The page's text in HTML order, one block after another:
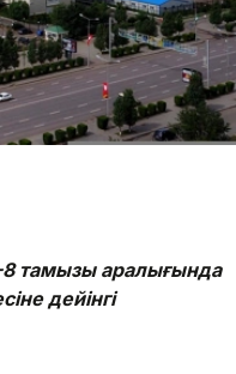
тамызы аралығында
дейінгі